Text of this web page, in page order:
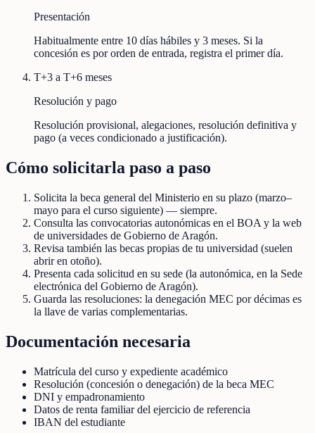
Presentación
Habitualmente entre 10 días hábiles y 3 meses. Si la
concesión es por orden de entrada, registra el primer día.
T+3 a T+6 meses
Resolución y pago
Resolución provisional, alegaciones, resolución definitiva y
pago (a veces condicionado a justificación).
Cómo solicitarla paso a paso
Solicita la beca general del Ministerio en su plazo (marzo–
mayo para el curso siguiente) — siempre.
Consulta las convocatorias autonómicas en el BOA y la web
de universidades de Gobierno de Aragón.
Revisa también las becas propias de tu universidad (suelen
abrir en otoño).
Presenta cada solicitud en su sede (la autonómica, en la Sede
electrónica del Gobierno de Aragón).
Guarda las resoluciones: la denegación MEC por décimas es
la llave de varias complementarias.
Documentación necesaria
Matrícula del curso y expediente académico
Resolución (concesión o denegación) de la beca MEC
DNI y empadronamiento
Datos de renta familiar del ejercicio de referencia
IBAN del estudiante